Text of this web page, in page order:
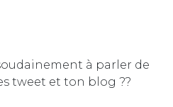
à parler de
tweet et ton blog ??